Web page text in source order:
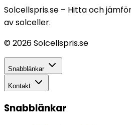
Solcellspris.se – Hitta och
av solceller.
©2026Solcellspris.se
Snabblänkar
Kontakt
Snabblänkar